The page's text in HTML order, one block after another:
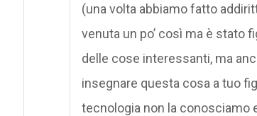
(una volta abbiamo fatto
venuta un po’ così ma è stato
delle cose interessanti, ma
insegnare questa cosa a tuo
tecnologia non la conosciamo